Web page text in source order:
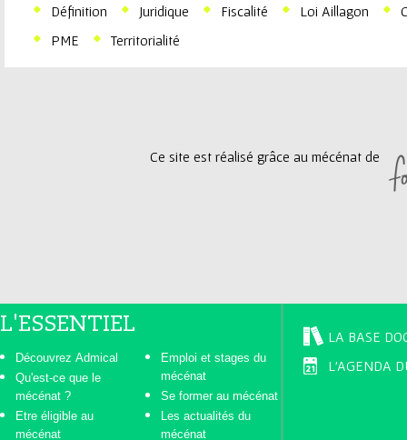
Définition Juridique Fiscalité Loi Aillagon
PME
Territorialité
Ce site est réalisé grâce au mécénat de
L'ESSENTIEL
Découvrez Admical
Qu'est-ce que le
mécénat ?
Etre éligible au
mécénat
Emploi et stages du
mécénat
Se former au mécénat
Les actualités du
mécénat
LA BASE
L'AGENDA